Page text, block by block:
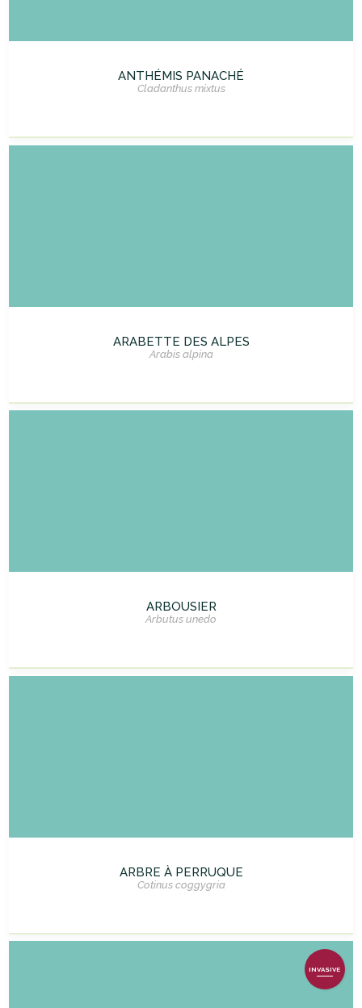
ANTHÉMIS PANACHÉ
Cladanthus mixtus
ARABETTE DES ALPES
Arabis alpina
ARBOUSIER
Arbutus unedo
ARBRE À PERRUQUE
Cotinus coggygria
INVASIVE